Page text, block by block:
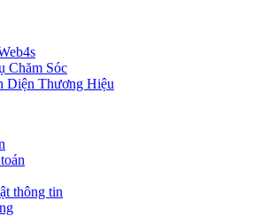
Chăm Sóc
Diện Thương Hiệu
thông tin